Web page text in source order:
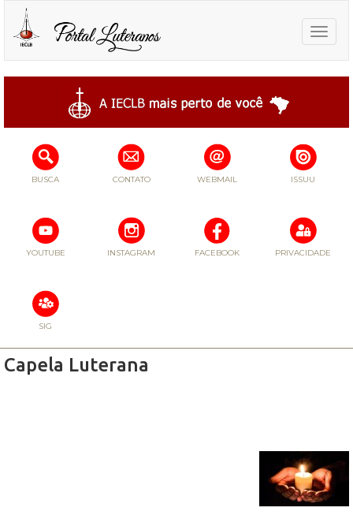
Toggle
BUSCA CONTATO WEBMAIL ISSUU
YOUTUBE INSTAGRAM FACEBOOK PRIVACIDADE
SIG
Capela Luterana